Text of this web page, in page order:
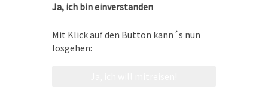
Ja, ich bin einverstanden
Mit Klick auf den Button kann´s nun
losgehen:
Intuitive Quantenfeld-Heilung
26 Sep. 26